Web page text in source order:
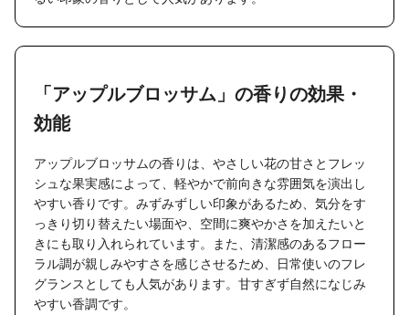
「アップルブロッサム」の香りの効果・
効能
アップルブロッサムの香りは、やさしい花の甘さとフレッ
シュな果実感によって、軽やかで前向きな雰囲気を演出し
やすい香りです。みずみずしい印象があるため、気分をす
っきり切り替えたい場面や、空間に爽やかさを加えたいと
きにも取り入れられています。また、清潔感のあるフロー
ラル調が親しみやすさを感じさせるため、日常使いのフレ
グランスとしても人気があります。甘すぎず自然になじみ
やすい香調です。